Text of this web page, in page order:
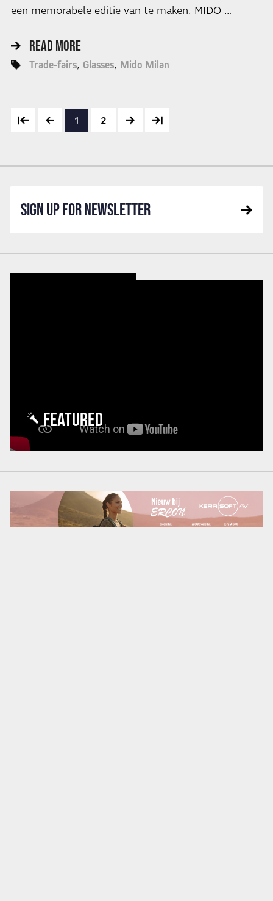
een memorabele editie van te maken. MIDO …
READ MORE
Trade-fairs Glasses Mido Milan
1 2
SIGN UP FOR NEWSLETTER
FEATURED